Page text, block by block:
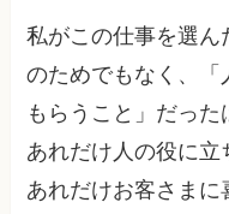
私がこの仕事を選ん
のためでもなく、
もらうこと」だった
あれだけ人の役に
あれだけお客さま